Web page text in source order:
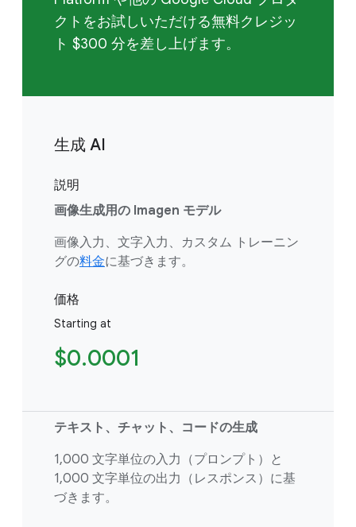
クトをお試しいただける無料クレジッ
ト $300 分を差し上げます。
生成 AI
説明
画像生成用の Imagen モデル
画像入力、文字入力、カスタム トレーニン
グの料金に基づきます。
価格
Starting at
$0.0001
テキスト、チャット、コードの生成
1,000 文字単位の入力（プロンプト）と
1,000 文字単位の出力（レスポンス）に基
づきます。